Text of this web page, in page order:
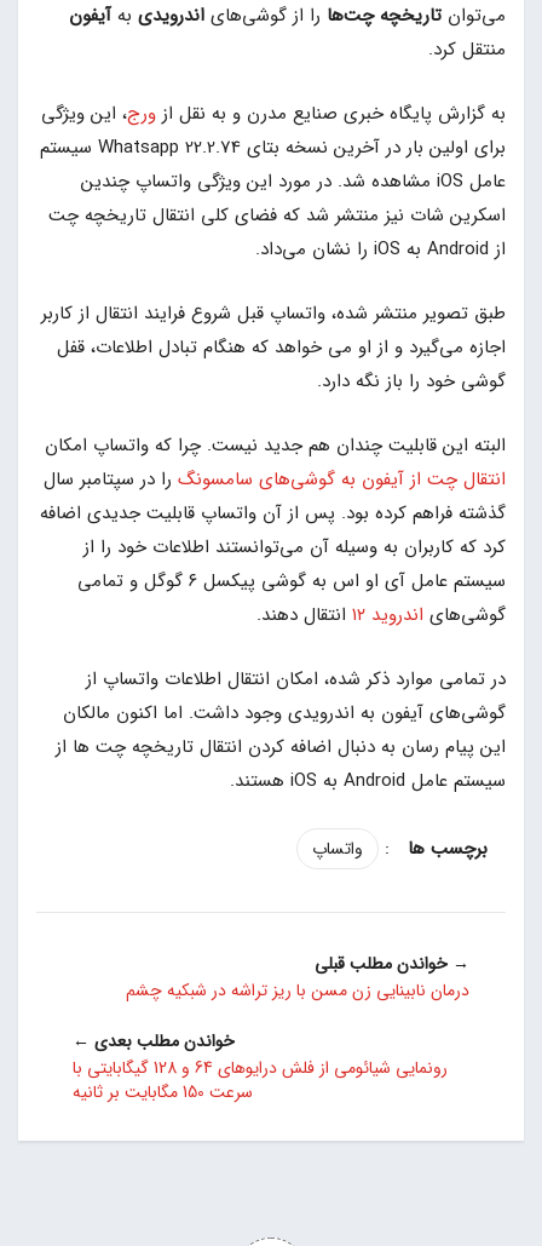
می‌توان تاریخچه چت‌ها را از گوشی‌های اندرویدی بهآیفون
منتقل کرد.
به گزارش پایگاه خبری صنایع مدرن و به نقل از ورج، این ویژگی
برای اولین بار در آخرین نسخه بتای Whatsapp 22.2.74 سیستم
عامل iOS مشاهده شد. در مورد این ویژگی واتساپ چندین
اسکرین شات نیز منتشر شد که فضای کلی انتقال تاریخچه چت
از Android به iOS را نشان می‌داد.
طبق تصویر منتشر شده، واتساپ قبل شروع فرایند انتقال از کاربر
اجازه می‌گیرد و از او می خواهد که هنگام تبادل اطلاعات، قفل
گوشی خود را باز نگه دارد.
البته این قابلیت چندان هم جدید نیست. چرا که واتساپ امکان
انتقال چت از آیفون به گوشی‌های سامسونگ را در سپتامبر سال
گذشته فراهم کرده بود. پس از آن واتساپ قابلیت جدیدی اضافه
کرد که کاربران به وسیله آن می‌توانستند اطلاعات خود را از
سیستم عامل آی او اس به گوشی پیکسل ۶ گوگل و تمامی
گوشی‌های اندروید ۱۲ انتقال دهند.
در تمامی موارد ذکر شده، امکان انتقال اطلاعات واتساپ از
گوشی‌های آیفون به اندرویدی وجود داشت. اما اکنون مالکان
این پیام رسان به دنبال اضافه کردن انتقال تاریخچه چت ها از
سیستم عامل Android به iOS هستند.
: واتساپ
→ خواندن مطلب قبلی
درمان نابینایی زن مسن با ریز تراشه در شبکیه چشم
خواندن مطلب بعدی ←
رونمایی شیائومی از فلش‌ درایوهای 64 و 128 گیگابایتی با
سرعت 150 مگابایت بر ثانیه